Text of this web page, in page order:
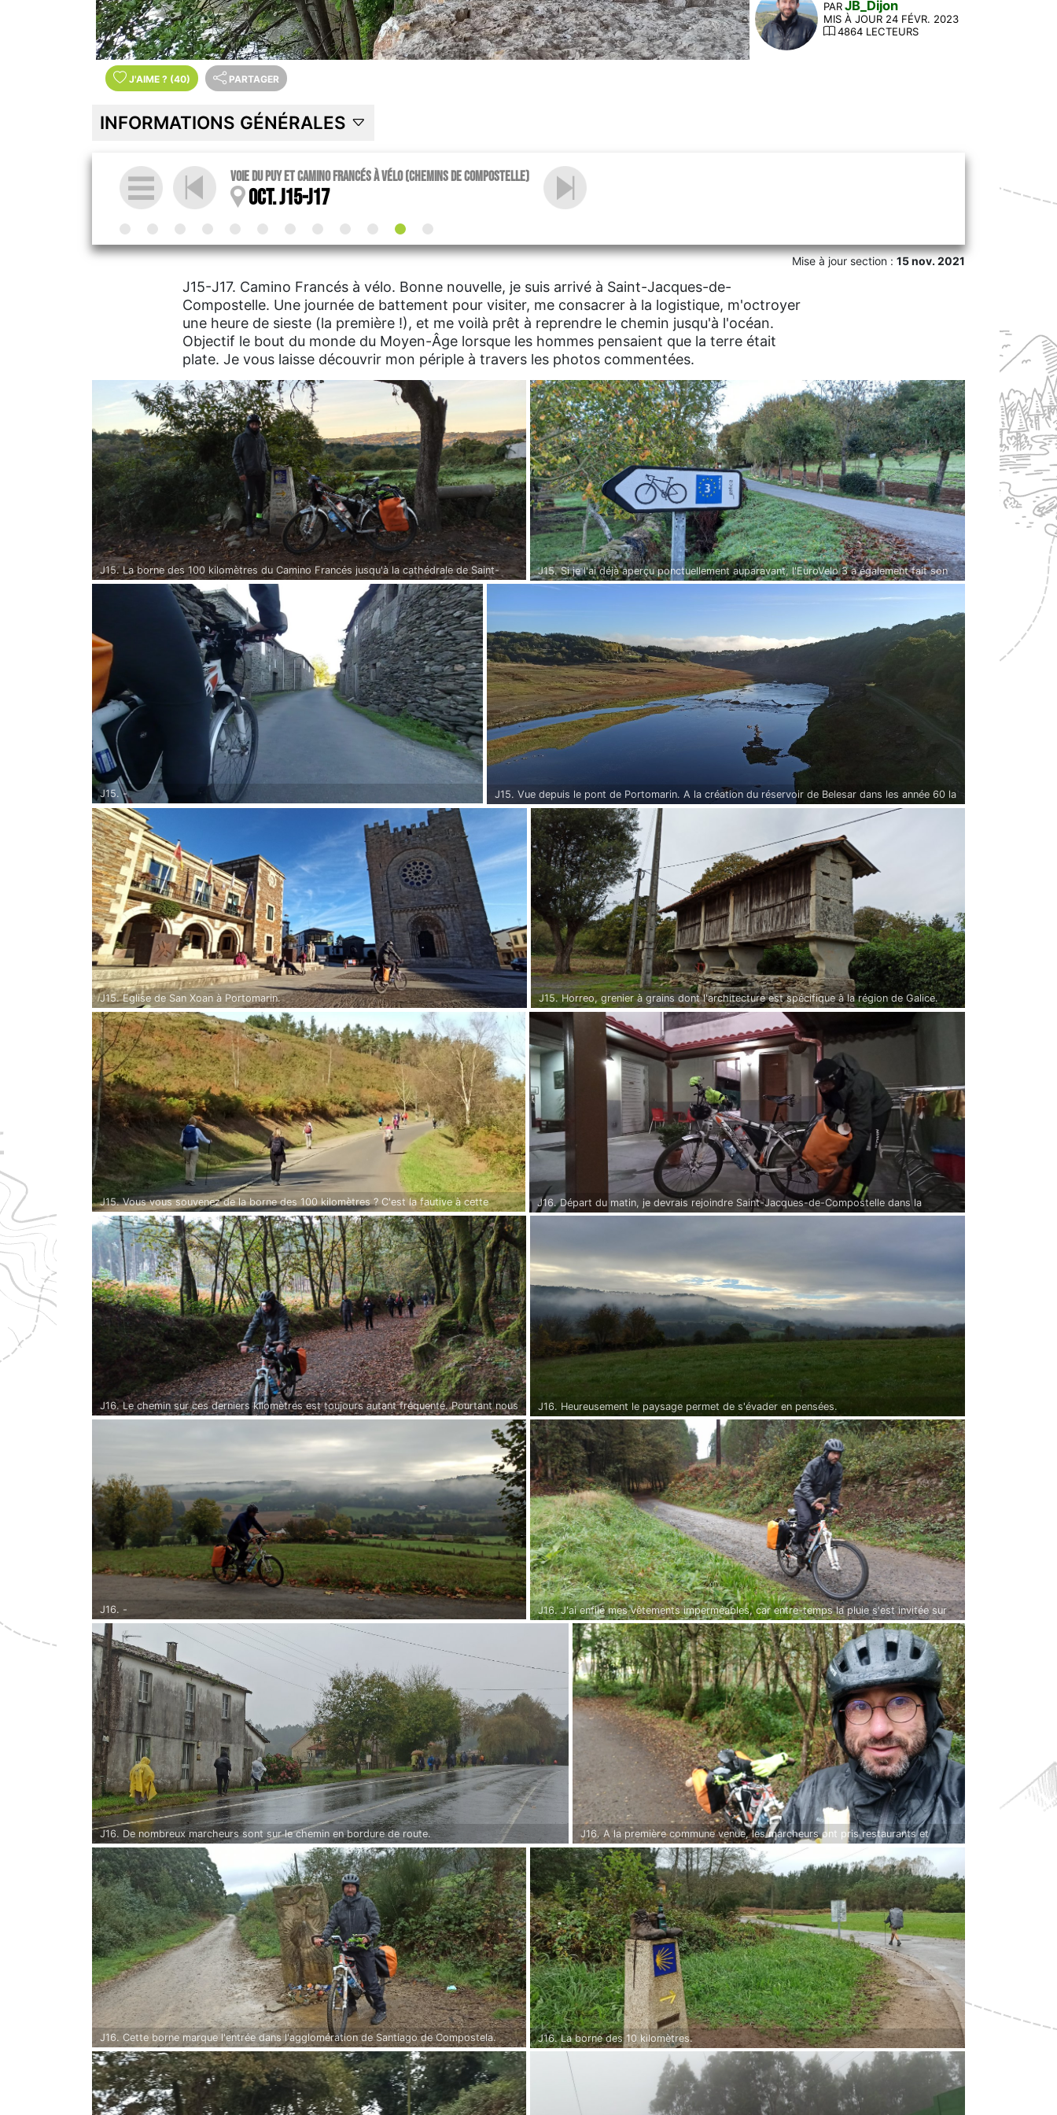
PAR JB_Dijon
MIS À JOUR 24 FÉVR. 2023
4864 LECTEURS
J'AIME ? (40) PARTAGER
INFORMATIONS GÉNÉRALES
Voie du Puy et Camino francés à vélo (Chemins de Compostelle)
Oct. J15-J17
Mise à jour section :15 nov. 2021
J15-J17. Camino Francés à vélo. Bonne nouvelle, je suis arrivé à Saint-Jacques-de-
Compostelle. Une journée de battement pour visiter, me consacrer à la logistique, m'octroyer
une heure de sieste (la première !), et me voilà prêt à reprendre le chemin jusqu'à l'océan.
Objectif le bout du monde du Moyen-Âge lorsque les hommes pensaient que la terre était
plate. Je vous laisse découvrir mon périple à travers les photos commentées.
J15. La borne des 100 kilomètres du Camino Francés jusqu'à la cathédrale de Saint-
Jacques-de-Compostelle : tout un symbole !
J15. Si je l'ai déjà aperçu ponctuellement auparavant, l'EuroVelo 3 a également fait son
grand retour. C'est l'itinéraire cyclable européen qui permet de suivre les traditionnels
chemins de Saint-Jacques-de-Compostelle à vélo. Ici je l'ai emprunté par mégarde, et il
me faut rejoindre le chemin dont l'EuroVelo se distingue, car il n'est pas suffisamment
carrossable (même si ces derniers kilomètres ne posent pas grandes difficultés à vélo).
J15. -
J15. Vue depuis le pont de Portomarin. A la création du réservoir de Belesar dans les année 60 la
ville a été déménagée sur le Monte do Cristo.
J15. Eglise de San Xoan à Portomarin.
J15. Horreo, grenier à grains dont l'architecture est spécifique à la région de Galice.
J'en vois régulièrement. Il sont élevés sur des piliers terminés par des supports plats
afin d'en interdire l'accès aux rongeurs.
J15. Vous vous souvenez de la borne des 100 kilomètres ? C'est la fautive à cette
(sur?)-fréquentation. Pour avoir la reconnaissance du pélerinage de Compostelle, 100
kilomètres à pied suffisent (ou 200 à vélo).
J16. Départ du matin, je devrais rejoindre Saint-Jacques-de-Compostelle dans la
journée.
J16. Le chemin sur ces derniers kilomètres est toujours autant fréquenté. Pourtant nous
sommes fin octobre.
J16. Heureusement le paysage permet de s'évader en pensées.
J16. -
J16. J'ai enfilé mes vêtements imperméables, car entre-temps la pluie s'est invitée sur
le parcours.
J16. De nombreux marcheurs sont sur le chemin en bordure de route.
J16. A la première commune venue, les marcheurs ont pris restaurants et
cafés d'assaut pour se mettre à l'abri. C'est une bonne nouvelle, car je profite
d'un chemin nettement moins fréquenté.
J16. Cette borne marque l'entrée dans l'agglomération de Santiago de Compostela.
Dans cette zone je dépasse des petits groupes de 2-3 marcheurs - pèlerins doublés le
matin même, sachant que je n'ai pas fait de pause le midi pour éviter de me refroidir
avec la pluie ...
J16. La borne des 10 kilomètres.